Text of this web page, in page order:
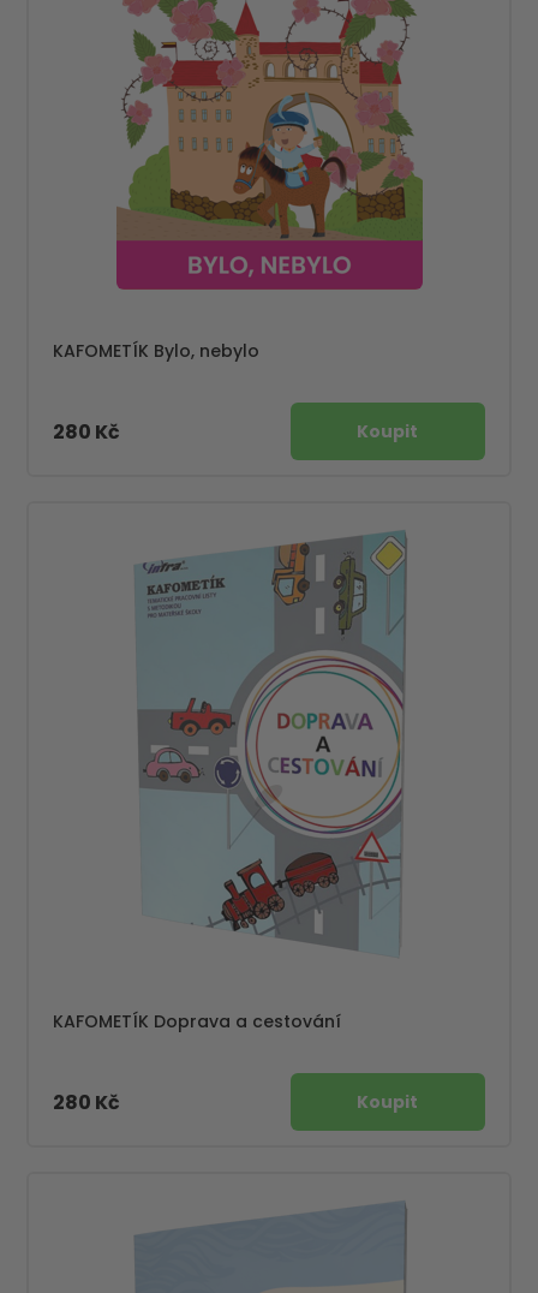
KAFOMETÍK Bylo, nebylo
280 Kč
KAFOMETÍK Doprava a cestování
280 Kč